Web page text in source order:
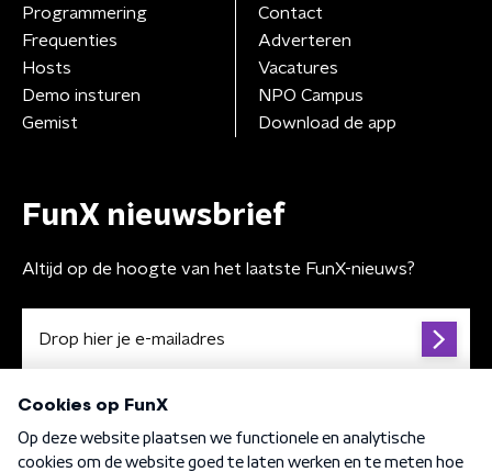
Programmering
Frequenties
Hosts
Demo insturen
Gemist
Contact
Adverteren
Vacatures
NPO Campus
Download de app
FunX nieuwsbrief
Altijd op de hoogte van het laatste FunX-nieuws?